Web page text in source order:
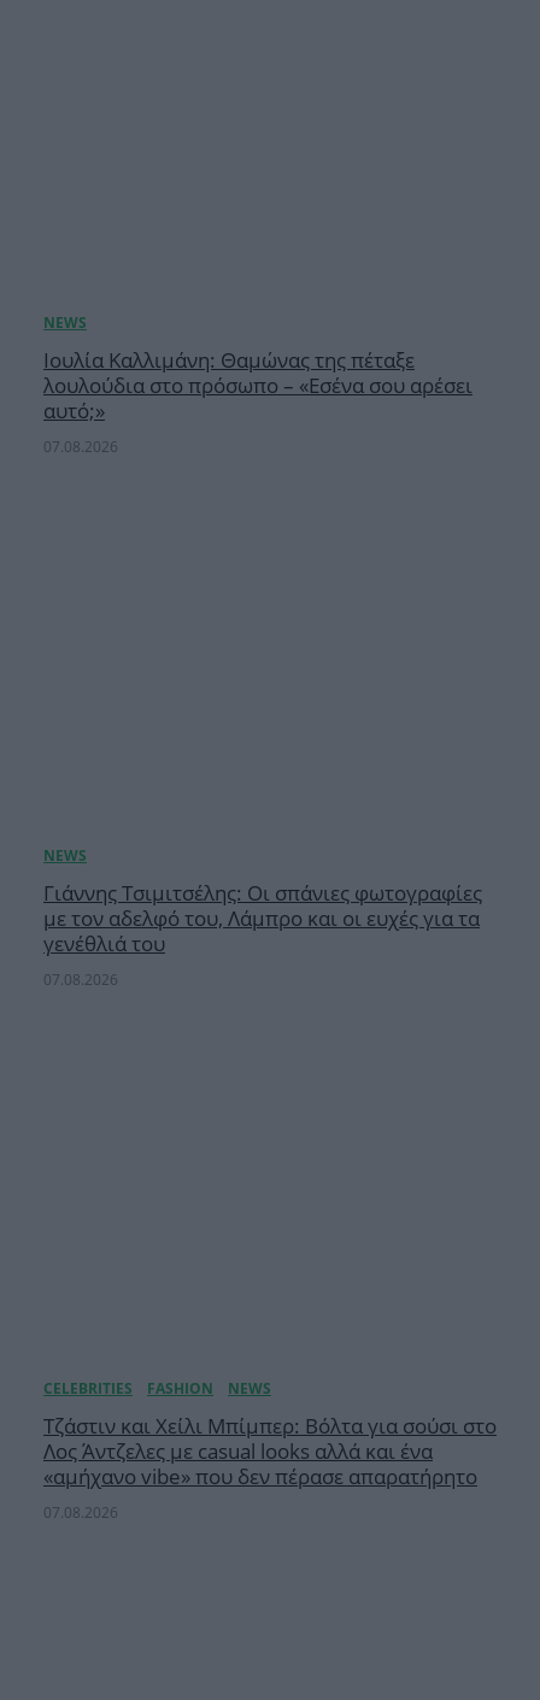
Ιουλία Καλλιμάνη: Θαμώνας της πέταξε
λουλούδια στο πρόσωπο – «Εσένα σου αρέσει
αυτό;»
07.08.2026
Γιάννης Τσιμιτσέλης: Οι σπάνιες φωτογραφίες
με τον αδελφό του, Λάμπρο και οι ευχές για τα
γενέθλιά του
07.08.2026
Τζάστιν και Χείλι Μπίμπερ: Βόλτα για σούσι στο
Λος Άντζελες με casual looks αλλά και ένα
«αμήχανο vibe» που δεν πέρασε απαρατήρητο
07.08.2026